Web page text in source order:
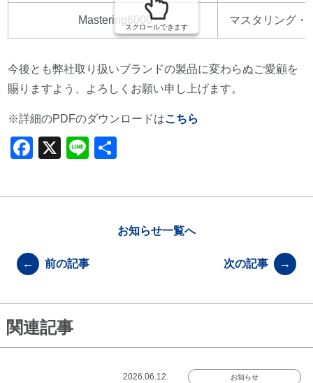
Mastering6000 マスタリング・
スクロールできます
今後とも弊社取り扱いブランドの製品に変わらぬご愛顧を
賜りますよう、よろしくお願い申し上げます。
※詳細のPDFのダウンロードはこちら
F
c
o
o
k
X
Li
e
← 前の記事
お知らせ一覧へ
次の記事 →
関連記事
2026.06.12 お知らせ